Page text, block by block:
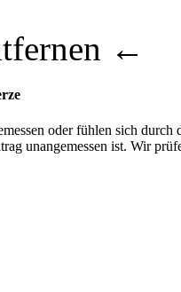
←
oder fühlen sich
unangemessen ist. Wir